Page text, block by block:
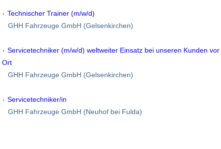
Technischer Trainer (m/w/d)
GHH Fahrzeuge GmbH (Gelsenkirchen)
Servicetechniker (m/w/d) weltweiter Einsatz bei unseren Kunden vor
Ort
GHH Fahrzeuge GmbH (Gelsenkirchen)
Servicetechniker/in
GHH Fahrzeuge GmbH (Neuhof bei Fulda)